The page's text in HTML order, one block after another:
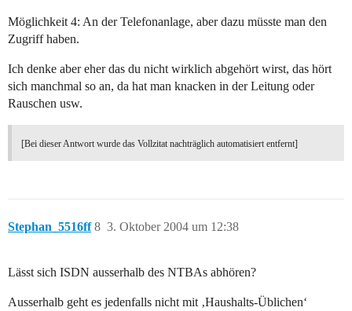
Möglichkeit 4: An der Telefonanlage, aber dazu müsste man den
Zugriff haben.
Ich denke aber eher das du nicht wirklich abgehört wirst, das hört
sich manchmal so an, da hat man knacken in der Leitung oder
Rauschen usw.
[Bei dieser Antwort wurde das Vollzitat nachträglich automatisiert entfernt]
Stephan_5516ff 3. Oktober 2004 um 12:38
8
Lässt sich ISDN ausserhalb des NTBAs abhören?
Ausserhalb geht es jedenfalls nicht mit ‚Haushalts-Üblichen‘